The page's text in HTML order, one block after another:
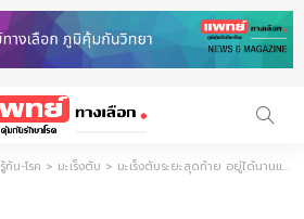
รู้ทัน-โรค > มะเร็งตับ > มะเร็งตับระยะสุดท้าย อยู่ได้นานแค่ไหน!